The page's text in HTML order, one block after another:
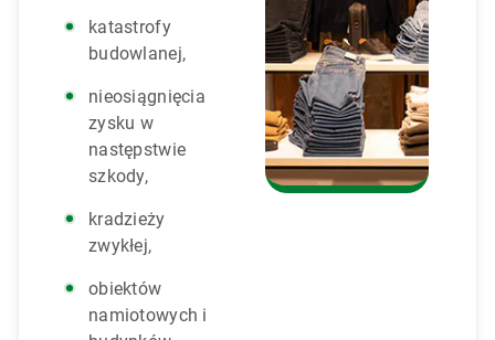
katastrofy
budowlanej,
nieosiągnięcia
zysku w
następstwie
szkody,
kradzieży
zwykłej,
obiektów
namiotowych i